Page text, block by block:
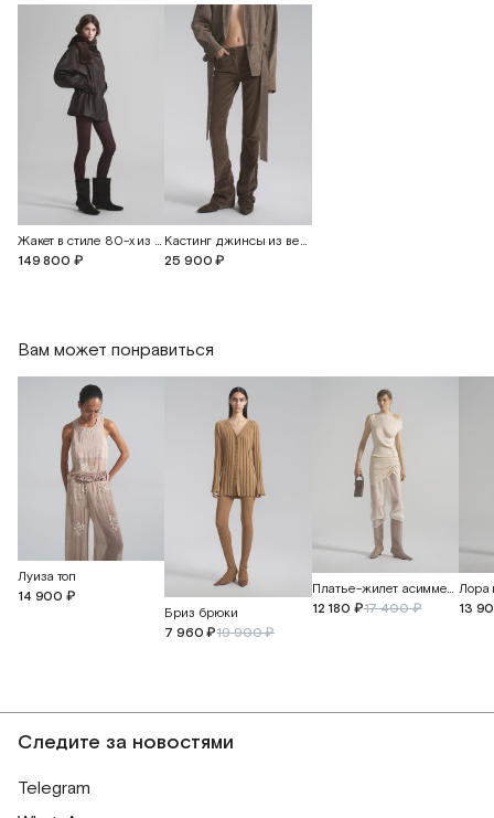
+30 см)
Длина по длинной части изделия
Длина по короткой части изделия
Длина рукава
Жакет в стиле 80-х из винтажной кожи
149 800 ₽
Кастинг джинсы из вельвета
25 900 ₽
Вам может понравиться
Луиза топ
14 900 ₽
Бриз брюки
7 960 ₽19 900 ₽
Платье-жилет асимметричное
12 180 ₽17 400 ₽ 13
Следите за новостями
Telegram